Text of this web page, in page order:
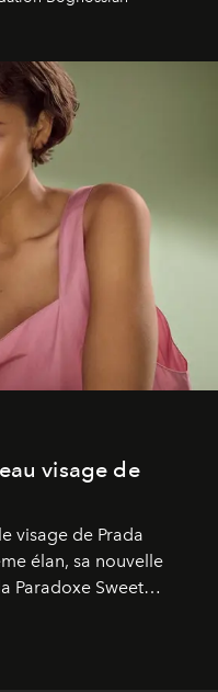
le souvenir
visage de
visage de Prada
élan, sa nouvelle
Paradoxe Sweet